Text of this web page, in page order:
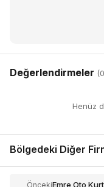
Değerlendirmeler
Henüz
Bölgedeki Diğer
ÖncekiEmre Oto